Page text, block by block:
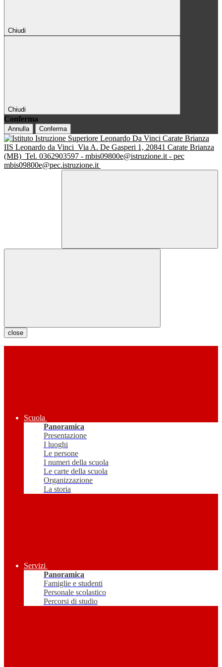
Chiudi
Chiudi
Conferma
Annulla Conferma
IIS Leonardo da Vinci Via A. De Gasperi 1, 20841 Carate Brianza
(MB) Tel. 0362903597 - mbis09800e@istruzione.it - pec
mbis09800e@pec.istruzione.it
close
Scuola
Panoramica
Presentazione
I luoghi
Le persone
I numeri della scuola
Le carte della scuola
Organizzazione
La storia
Servizi
Panoramica
Famiglie e studenti
Personale scolastico
Percorsi di studio